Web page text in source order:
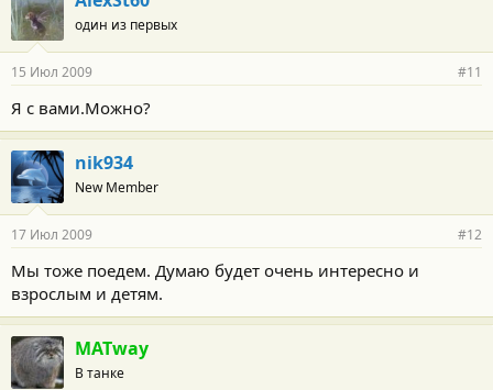
один из первых
15 Июл 2009 #11
Я с вами.Можно?
nik934
New Member
17 Июл 2009 #12
Мы тоже поедем. Думаю будет очень интересно и
взрослым и детям.
MATway
В танке